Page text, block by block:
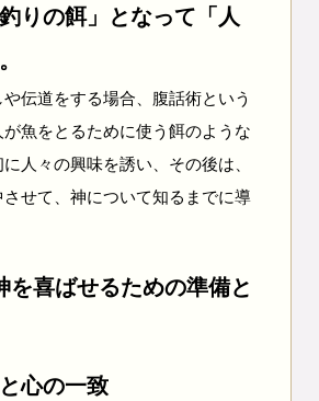
釣りの餌」となって「人
伝道をする場合、腹話術という
魚をとるために使う餌のような
人々の興味を誘い、その後は、
せて、神について知るまでに導
を喜ばせるための準備と
心の一致